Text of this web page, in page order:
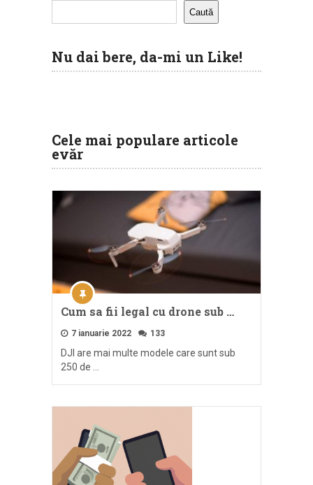
Caută
Nu dai bere, da-mi un Like!
Cele mai populare articole
evăr
Cum sa fii legal cu drone sub …
7 ianuarie 2022 133
DJI are mai multe modele care sunt sub
250 de …